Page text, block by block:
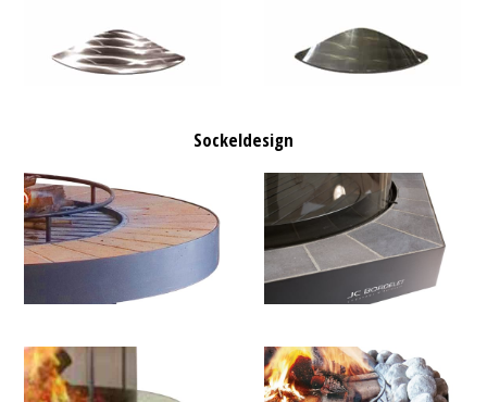
Sockeldesign